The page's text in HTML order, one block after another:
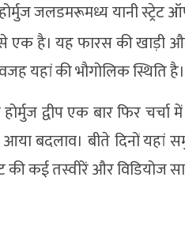
जलडमरूमध्य यानी स्ट्रेट
से एक है। यह फारस की खाड़ी
यहां की भौगोलिक स्थिति है।
होर्मुज द्वीप एक बार फिर
बदलाव। बीते दिनों यहां
की कई तस्वीरें और विडियोज